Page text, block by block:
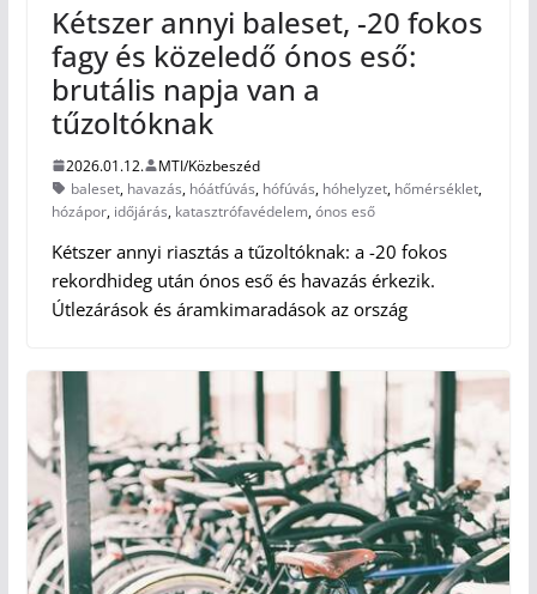
Kétszer annyi baleset, -20 fokos
fagy és közeledő ónos eső:
brutális napja van a
tűzoltóknak
2026.01.12.
MTI/Közbeszéd
baleset, havazás, hóátfúvás, hófúvás, hóhelyzet, hőmérséklet,
hózápor, időjárás, katasztrófavédelem,ónos eső
Kétszer annyi riasztás a tűzoltóknak: a -20 fokos
rekordhideg után ónos eső és havazás érkezik.
Útlezárások és áramkimaradások az ország